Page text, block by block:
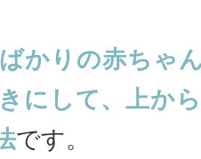
かりの赤ちゃ
にして、上か
です。